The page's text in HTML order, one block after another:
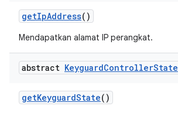
getIpAddress()
Mendapatkan alamat IP perangkat.
abstract KeyguardControllerState
getKeyguardState()